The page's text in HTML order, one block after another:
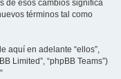
de esos cambios significa
términos tal como
aquí en adelante “ellos”,
Limited”, “phpBB Teams”)